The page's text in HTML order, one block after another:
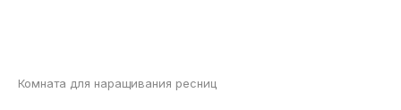
Комната для наращивания ресниц